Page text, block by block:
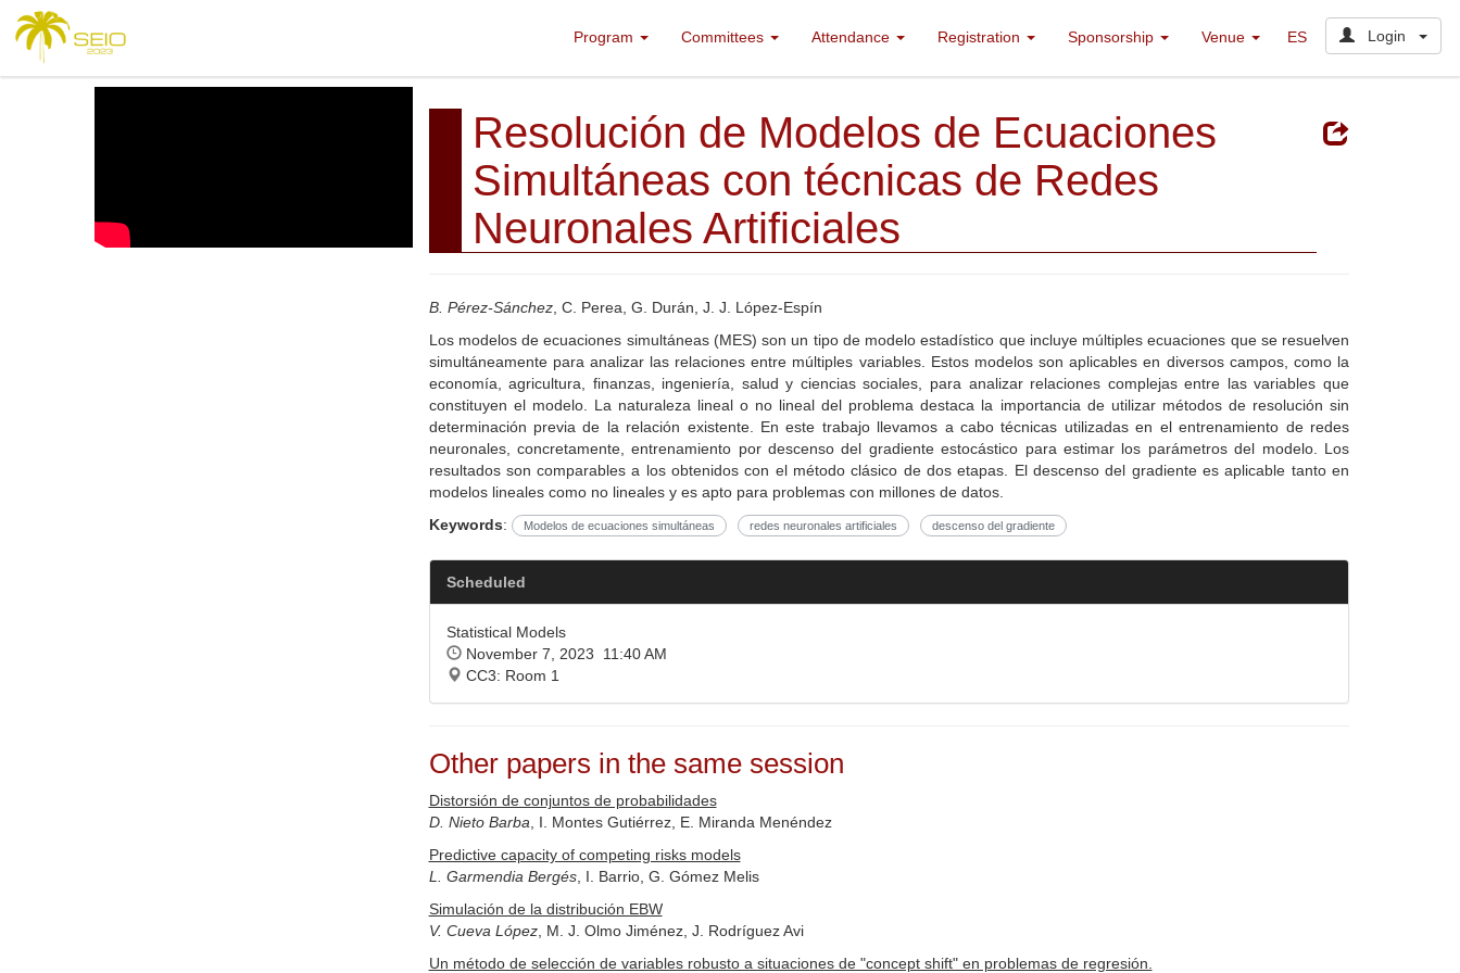
Login
ES
Program Committees Attendance Registration Sponsorship Venue
Resolución de Modelos de Ecuaciones
Simultáneas con técnicas de Redes
Neuronales Artificiales
B. Pérez-Sánchez, C. Perea, G. Durán, J. J. López-Espín
Los modelos de ecuaciones simultáneas (MES) son un tipo de modelo estadístico que incluye múltiples ecuaciones que se resuelven
simultáneamente para analizar las relaciones entre múltiples variables. Estos modelos son aplicables en diversos campos, como la
economía, agricultura, finanzas, ingeniería, salud y ciencias sociales, para analizar relaciones complejas entre las variables que
constituyen el modelo. La naturaleza lineal o no lineal del problema destaca la importancia de utilizar métodos de resolución sin
determinación previa de la relación existente. En este trabajo llevamos a cabo técnicas utilizadas en el entrenamiento de redes
neuronales, concretamente, entrenamiento por descenso del gradiente estocástico para estimar los parámetros del modelo. Los
resultados son comparables a los obtenidos con el método clásico de dos etapas. El descenso del gradiente es aplicable tanto en
modelos lineales como no lineales y es apto para problemas con millones de datos.
Keywords: Modelos de ecuaciones simultáneas redes neuronales artificiales descenso del gradiente
Scheduled
Statistical Models
November 7, 2023 11:40 AM
CC3: Room 1
Other papers in the same session
Distorsión de conjuntos de probabilidades
D. Nieto Barba , I. Montes Gutiérrez, E. Miranda Menéndez
Predictive capacity of competing risks models
L. Garmendia Bergés, I. Barrio, G. Gómez Melis
Simulación de la distribución EBW
V. Cueva López, M. J. Olmo Jiménez, J. Rodríguez Avi
Un método de selección de variables robusto a situaciones de "concept shift" en problemas de regresión.